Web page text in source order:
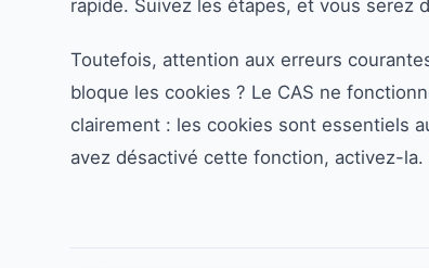
rapide. Suivez les étapes, et vous serez
Toutefois, attention aux erreurs
bloque les cookies ? Le CAS ne
clairement : les cookies sont essentiels
avez désactivé cette fonction, activez-